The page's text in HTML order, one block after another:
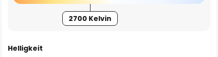
2700 Kelvin
Helligkeit